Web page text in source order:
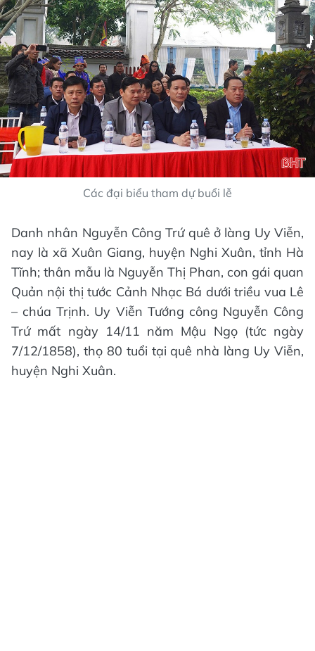
Các đại biểu tham dự buổi lễ
Danh nhân Nguyễn Công Trứ quê ở làng Uy Viễn,
nay là xã Xuân Giang, huyện Nghi Xuân, tỉnh Hà
Tĩnh; thân mẫu là Nguyễn Thị Phan, con gái quan
Quản nội thị tước Cảnh Nhạc Bá dưới triều vua Lê
– chúa Trịnh. Uy Viễn Tướng công Nguyễn Công
Trứ mất ngày 14/11 năm Mậu Ngọ (tức ngày
7/12/1858), thọ 80 tuổi tại quê nhà làng Uy Viễn,
huyện Nghi Xuân.